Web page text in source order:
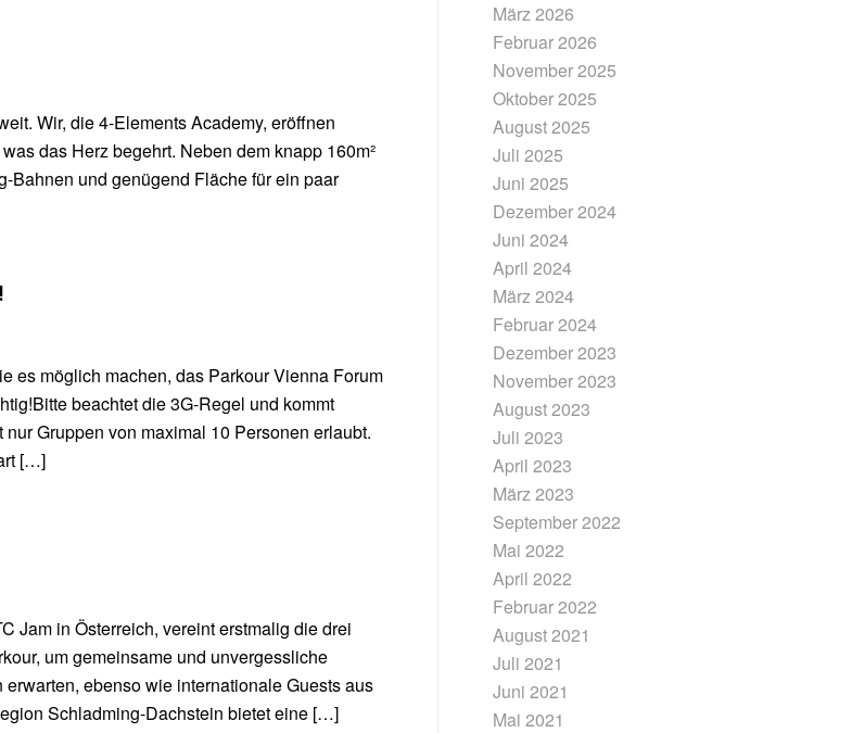
Wir, die 4-Elements Academy, eröffnen
das Herz begehrt. Neben dem knapp 160m²
Bahnen und genügend Fläche für ein paar
es möglich machen, das Parkour Vienna Forum
beachtet die 3G-Regel und kommt
Gruppen von maximal 10 Personen erlaubt.
[…]
Jam in Österreich, vereint erstmalig die drei
um gemeinsame und unvergessliche
ebenso wie internationale Guests aus
Schladming-Dachstein bietet eine […]
März 2026
Februar 2026
November 2025
Oktober 2025
August 2025
Juli 2025
Juni 2025
Dezember 2024
Juni 2024
April 2024
März 2024
Februar 2024
Dezember 2023
November 2023
August 2023
Juli 2023
April 2023
März 2023
September 2022
Mai 2022
April 2022
Februar 2022
August 2021
Juli 2021
Juni 2021
Mai 2021